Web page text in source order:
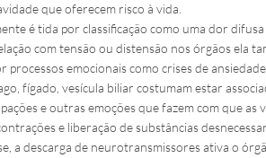
que oferecem risco à vida.
é tida por classificação como uma dor difusa
com tensão ou distensão nos órgãos ela
processos emocionais como crises de
fígado, vesícula biliar costumam estar
e outras emoções que fazem com que as
e liberação de substâncias
a descarga de neurotransmissores ativa o